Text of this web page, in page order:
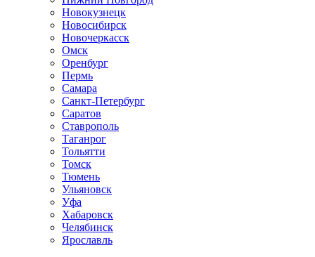
Новокузнецк
Новосибирск
Новочеркаcск
Омск
Оренбург
Пермь
Самара
Санкт-Петербург
Саратов
Ставрополь
Таганрог
Тольятти
Томск
Тюмень
Ульяновск
Уфа
Хабаровск
Челябинск
Ярославль